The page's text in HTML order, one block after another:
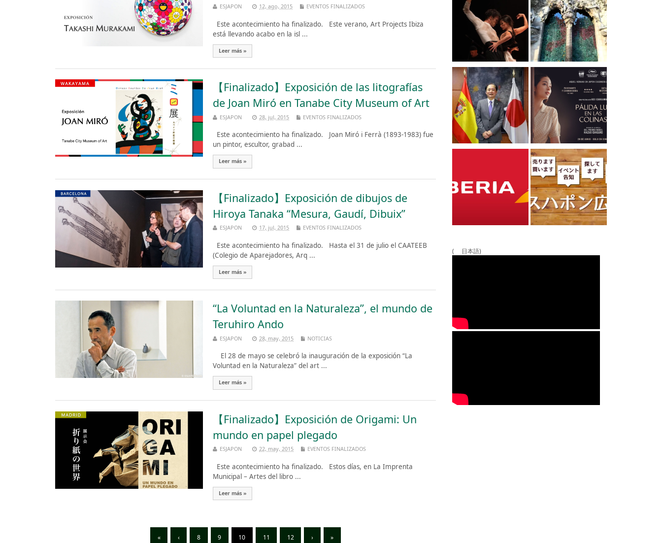
ESJAPON 12, ago, 2015 EVENTOS FINALIZADOS
Este acontecimiento ha finalizado. Este verano, Art Projects Ibiza
está llevando acabo en la isl ...
Leer más »
【Finalizado】Exposición de las litografías
de Joan Miró en Tanabe City Museum of Art
ESJAPON 28, jul, 2015 EVENTOS FINALIZADOS
Este acontecimiento ha finalizado. Joan Miró i Ferrà (1893-1983) fue
un pintor, escultor, grabad ...
Leer más »
【Finalizado】Exposición de dibujos de
Hiroya Tanaka “Mesura, Gaudí, Dibuix”
ESJAPON 17, jul, 2015 EVENTOS FINALIZADOS
Este acontecimiento ha finalizado. Hasta el 31 de julio el CAATEEB
(Colegio de Aparejadores, Arq ...
Leer más »
“La Voluntad en la Naturaleza”, el mundo de
Teruhiro Ando
ESJAPON 28, may, 2015 NOTICIAS
El 28 de mayo se celebró la inauguración de la exposición “La
Voluntad en la Naturaleza” del art ...
Leer más »
【Finalizado】Exposición de Origami: Un
mundo en papel plegado
ESJAPON 22, may, 2015 EVENTOS FINALIZADOS
Este acontecimiento ha finalizado. Estos días, en La Imprenta
Municipal – Artes del libro ...
Leer más »
« ‹ 8 9 10 11 12 › »
( 日本語)